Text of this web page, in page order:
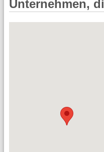
Unternehmen,